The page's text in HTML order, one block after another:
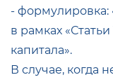
- формулировка:
в рамках
капитала».
В случае, когда